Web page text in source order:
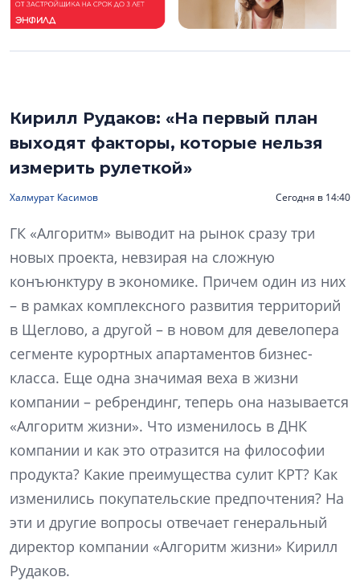
Кирилл Рудаков: «На первый план
выходят факторы, которые нельзя
измерить рулеткой»
Халмурат Касимов Сегодня в 14:40
ГК «Алгоритм» выводит на рынок сразу три
новых проекта, невзирая на сложную
конъюнктуру в экономике. Причем один из них
– в рамках комплексного развития территорий
в Щеглово, а другой – в новом для девелопера
сегменте курортных апартаментов бизнес-
класса. Еще одна значимая веха в жизни
компании – ребрендинг, теперь она называется
«Алгоритм жизни». Что изменилось в ДНК
компании и как это отразится на философии
продукта? Какие преимущества сулит КРТ? Как
изменились покупательские предпочтения? На
эти и другие вопросы отвечает генеральный
директор компании «Алгоритм жизни» Кирилл
Рудаков.